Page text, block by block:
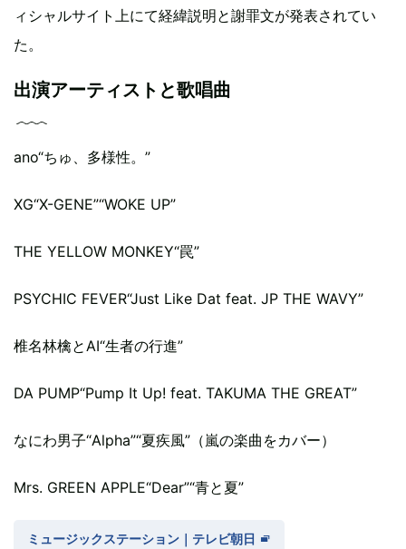
ィシャルサイト上にて経緯説明と謝罪文が発表されてい
た。
出演アーティストと歌唱曲
ano“ちゅ、多様性。”
XG“X-GENE”“WOKE UP”
THE YELLOW MONKEY“罠”
PSYCHIC FEVER“Just Like Dat feat. JP THE WAVY”
椎名林檎とAI“生者の行進”
DA PUMP“Pump It Up! feat. TAKUMA THE GREAT”
なにわ男子“Alpha”“夏疾風”（嵐の楽曲をカバー）
Mrs. GREEN APPLE“Dear”“青と夏”
ミュージックステーション｜テレビ朝日